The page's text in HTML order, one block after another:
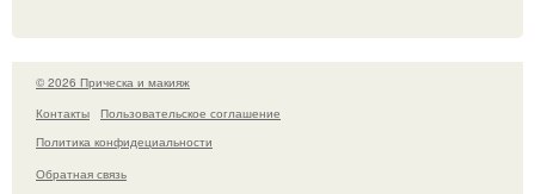
© 2026 Прическа и макияж
Контакты
Пользовательское соглашение
Политика конфидециальности
Обратная связь